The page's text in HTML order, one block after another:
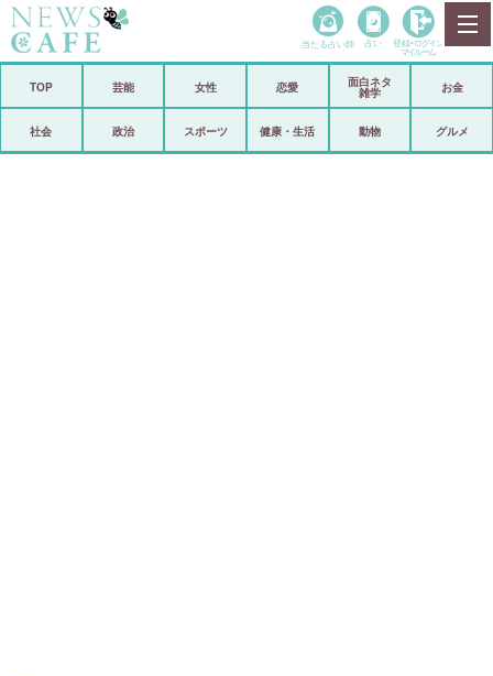
政治
当たる占い師 占い 登録• ログイン
マイルーム
TOP 芸能 女性 恋愛
面白ネタ
雑学
お金
社会 政治 スポーツ 健康・生活 動物 グルメ